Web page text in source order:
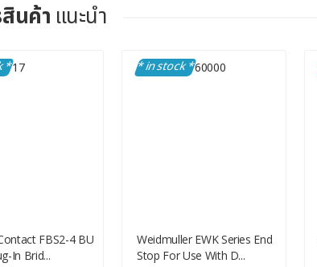
นค้า แนะนำ
*
FBS2-4 BU
In Brid...
* in stock *
Weidmuller EWK Series End
Stop For Use With D...